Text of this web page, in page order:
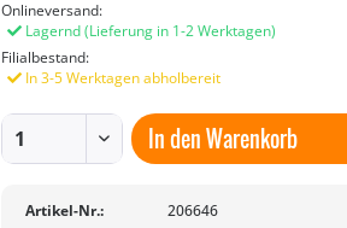
Onlineversand:
Lagernd(Lieferung in 1-2 Werktagen)
Filialbestand:
In 3-5 Werktagen abholbereit
In denWarenkorb
Artikel-Nr.:
206646